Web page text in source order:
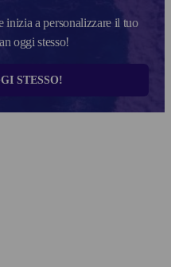
a personalizzare il tuo
oggi stesso!
STESSO!